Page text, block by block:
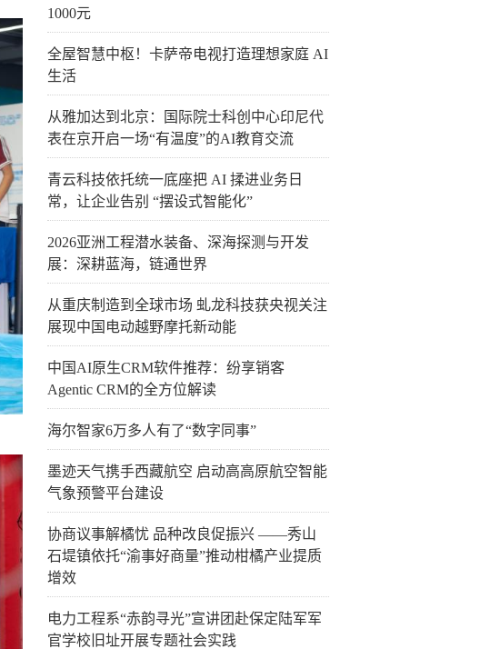
1000元
全屋智慧中枢！卡萨帝电视打造理想家庭 AI
生活
从雅加达到北京：国际院士科创中心印尼代
表在京开启一场“有温度”的AI教育交流
青云科技依托统一底座把 AI 揉进业务日
常，让企业告别 “摆设式智能化”
2026亚洲工程潜水装备、深海探测与开发
展：深耕蓝海，链通世界
从重庆制造到全球市场 虬龙科技获央视关注
展现中国电动越野摩托新动能
​中国AI原生CRM软件推荐：纷享销客
Agentic CRM的全方位解读
海尔智家6万多人有了“数字同事”
墨迹天气携手西藏航空 启动高高原航空智能
气象预警平台建设
协商议事解橘忧 品种改良促振兴 ——秀山
石堤镇依托“渝事好商量”推动柑橘产业提质
增效
电力工程系“赤韵寻光”宣讲团赴保定陆军军
官学校旧址开展专题社会实践